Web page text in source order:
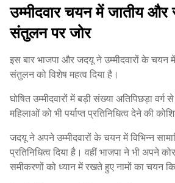
उम्मीदवार चयन में जातीय और
संतुलन पर जोर
इस बार भाजपा और जदयू ने उम्मीदवारों के चयन
संतुलन को विशेष महत्व दिया है।
घोषित उम्मीदवारों में बड़ी संख्या अतिपिछड़ा
महिलाओं को भी पर्याप्त प्रतिनिधित्व देने की
जदयू ने अपने उम्मीदवारों के चयन में विभिन्न
प्रतिनिधित्व दिया है। वहीं भाजपा ने भी अपने
समीकरणों को ध्यान में रखते हुए नामों का चयन